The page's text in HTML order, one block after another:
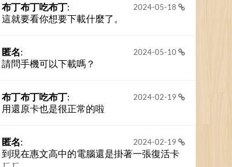
2024-05-18
布丁布丁吃布丁:
這就要看你想要下載什麼了。
2024-05-10
匿名:
請問手機可以下載嗎？
2024-02-19
布丁布丁吃布丁:
用還原卡也是很正常的啦
2024-02-19
匿名:
到現在惠文高中的電腦還是掛著一張復活卡
ㄏㄏ